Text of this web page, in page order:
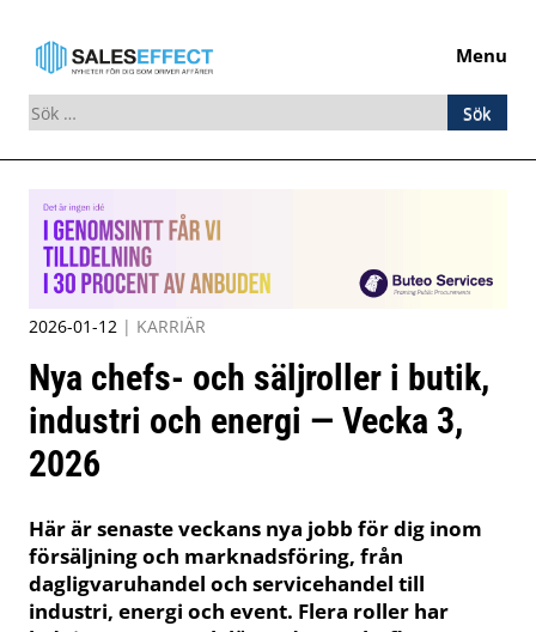
Menu
Sök
efter:
Skip
to
content
2026-01-12 | KARRIÄR
Nya chefs- och säljroller i butik,
industri och energi — Vecka 3,
2026
Här är senaste veckans nya jobb för dig inom
försäljning och marknadsföring, från
dagligvaruhandel och servicehandel till
industri, energi och event. Flera roller har